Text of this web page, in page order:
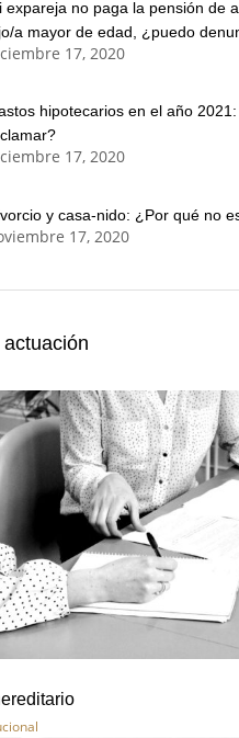
expareja no paga la pensión de
a mayor de edad, ¿puedo
17, 2020
hipotecarios en el año
17, 2020
y casa-nido: ¿Por qué no
17, 2020